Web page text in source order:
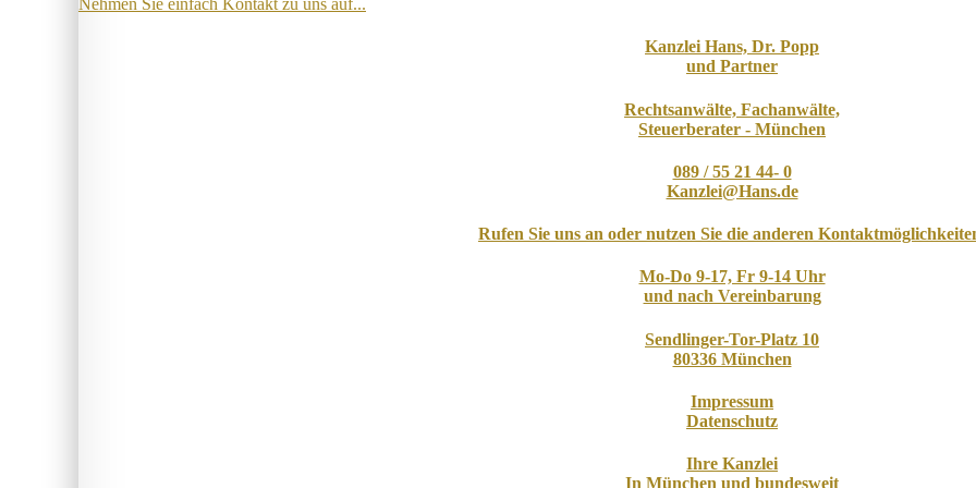
Nehmen Sie einfach Kontakt zu uns auf...
Kanzlei Hans, Dr. Popp
und Partner
Rechtsanwälte, Fachanwälte,
Steuerberater - München
089 / 55 21 44- 0
Kanzlei@Hans.de
Rufen Sie uns an oder nutzen Sie die anderen
Mo-Do 9-17, Fr 9-14 Uhr
und nach Vereinbarung
Sendlinger-Tor-Platz 10
80336 München
Impressum
Datenschutz
Ihre Kanzlei
In München und bundesweit